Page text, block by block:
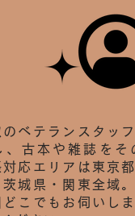
ベテランスタッ
、古本や雑誌をそ
対応エリアは東京
城県・関東全域
どこでもお伺いし